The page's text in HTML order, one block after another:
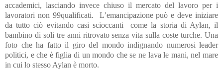
accademici, lasciando invece chiuso il mercato del lavoro per i
lavoratori non 99qualificati.
L’emancipazione può e deve iniziare
da tutto ciò evitando casi scioccanti
come la storia di Aylan, il
bambino di soli tre anni ritrovato senza vita sulla coste turche. Una
foto che ha fatto il giro del mondo indignando numerosi leader
politici, e che è figlia di un mondo che se ne lava le mani, nel mare
in cui lo stesso Aylan è morto.